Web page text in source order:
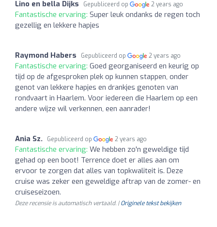
Lino en bella Dijks Gepubliceerd op 2 years ago
Fantastische ervaring: Super leuk ondanks de regen toch
gezellig en lekkere hapjes
Raymond Habers Gepubliceerd op 2 years ago
Fantastische ervaring: Goed georganiseerd en keurig op
tijd op de afgesproken plek op kunnen stappen, onder
genot van lekkere hapjes en drankjes genoten van
rondvaart in Haarlem. Voor iedereen die Haarlem op een
andere wijze wil verkennen, een aanrader!
Ania Sz. Gepubliceerd op 2 years ago
Fantastische ervaring: We hebben zo'n geweldige tijd
gehad op een boot! Terrence doet er alles aan om
ervoor te zorgen dat alles van topkwaliteit is. Deze
cruise was zeker een geweldige aftrap van de zomer- en
cruiseseizoen.
Deze recensie is automatisch vertaald. |Originele tekst bekijken